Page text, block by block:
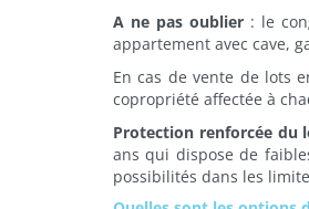
A ne pas oublier : le
appartement avec cave,
En cas de vente de lots
copropriété affectée à
Protection renforcée du
ans qui dispose de
possibilités dans les